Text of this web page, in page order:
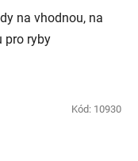
na vhodnou, na
pro ryby
Kód: 10930